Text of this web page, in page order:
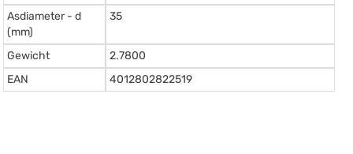
Asdiameter - d
(mm)
35
Gewicht
2.7800
EAN
4012802822519